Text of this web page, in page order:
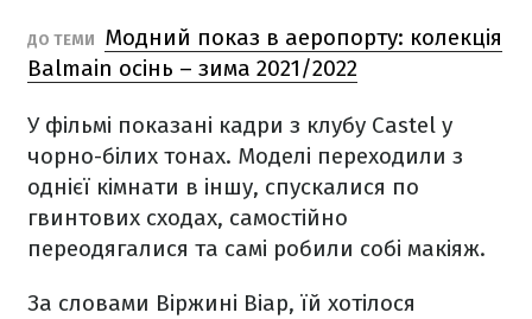
ДО ТЕМИ
Модний показ в аеропорту: колекція
Balmain осінь – зима 2021/2022
У фільмі показані кадри з клубу Castel у
чорно-білих тонах. Моделі переходили з
однієї кімнати в іншу, спускалися по
гвинтових сходах, самостійно
переодягалися та самі робили собі макіяж.
За словами Віржині Віар, їй хотілося